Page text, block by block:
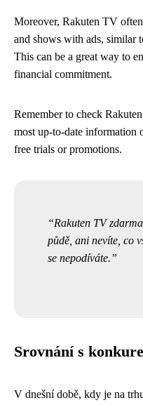
Moreover, Rakuten TV
and shows with ads, similar
This can be a great way to
financial commitment.
Remember to check
most up-to-date information
free trials or promotions.
Rakuten TV
půdě, ani nevíte, co
se nepodíváte.
Srovnání s
V dnešní době, kdy je na